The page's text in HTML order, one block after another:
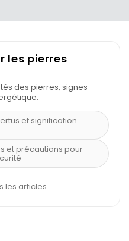
les pierres
des pierres, signes
et signification
et précautions pour
de pierre
les articles